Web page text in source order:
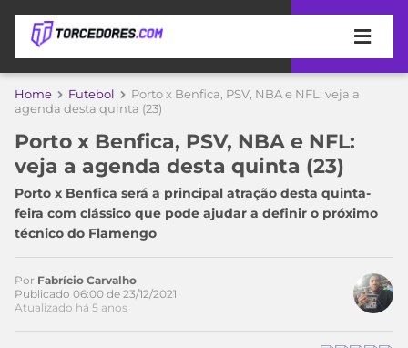
APOSTAS
DE
APOSTA
MELHORES
SITES
DE
APOSTAS
2026
COPA
DO
MUNDO
MEU
TIME
CAMPEONATOS
Home Futebol
Porto x Benfica, PSV, NBA e NFL: veja a
agenda desta quinta (23)
Porto x Benfica, PSV, NBA e NFL:
veja a agenda desta quinta (23)
Porto x Benfica será a principal atração desta quinta-
feira com clássico que pode ajudar a definir o próximo
técnico do Flamengo
Por Fabrício Carvalho
Publicado 06:00 de 23/12/2021
Atualizado há 5 anos